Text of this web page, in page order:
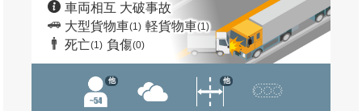
車両相互 大破事故
大型貨物車(1) 軽貨物車(1)
死亡(1) 負傷(0)
他 他